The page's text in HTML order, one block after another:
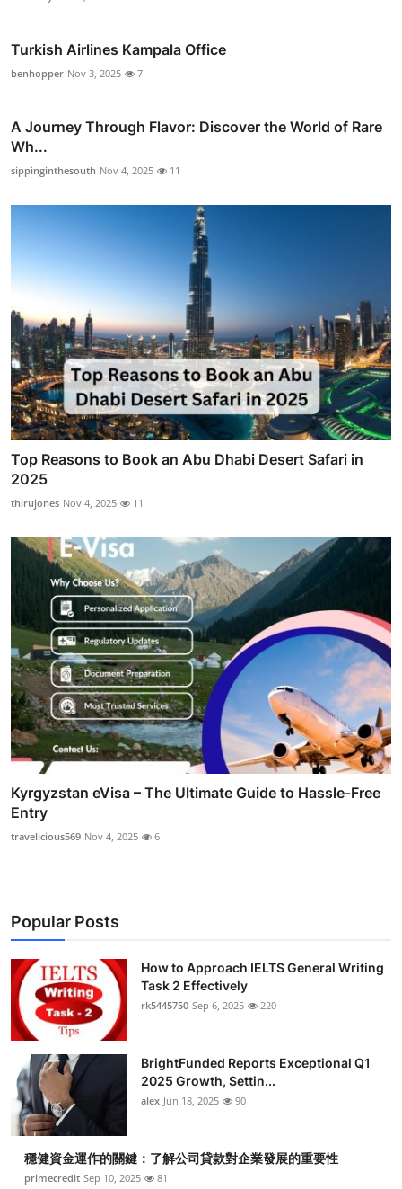
Turkish Airlines Kampala Office
benhopper Nov 3, 2025 7
A Journey Through Flavor: Discover the World of Rare
Wh...
sippinginthesouth Nov 4, 2025 11
Top Reasons to Book an Abu Dhabi Desert Safari in
2025
thirujones Nov 4, 2025 11
Kyrgyzstan eVisa – The Ultimate Guide to Hassle-Free
Entry
travelicious569 Nov 4, 2025 6
Popular Posts
How to Approach IELTS General Writing
Task 2 Effectively
rk5445750 Sep 6, 2025 220
BrightFunded Reports Exceptional Q1
2025 Growth, Settin...
alex Jun 18, 2025 90
穩健資金運作的關鍵：了解公司貸款對企業發展的重要性
primecredit Sep 10, 2025 81